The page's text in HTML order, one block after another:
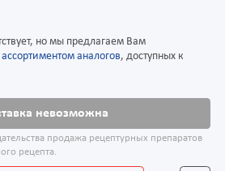
но мы предлагаем Вам
ассортиментом аналогов, доступных к
невозможна
продажа рецептурных препаратов
рецепта.